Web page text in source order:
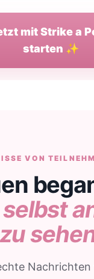
mit Strike a
starten ✨
VON
zu
Nachrichten